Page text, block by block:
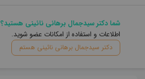
شما دکتر سیدجمال برهانی نائینی هستید؟
اطلاعات و استفاده از امکانات عضو شوید.
دکتر سیدجمال برهانی نائینی هستم